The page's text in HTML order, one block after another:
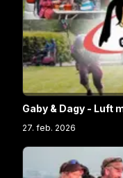
Gaby & Dagy - Luft
27. feb. 2026